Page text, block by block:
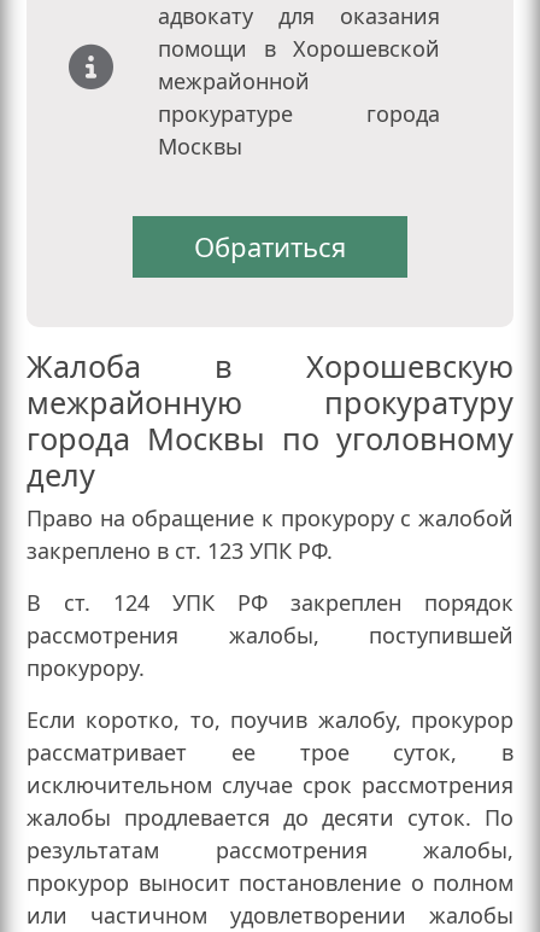
адвокату для оказания
помощи в Хорошевской
межрайонной
прокуратуре города
Москвы
Обратиться
Жалоба в Хорошевскую
межрайонную прокуратуру
города Москвы по уголовному
делу
Право на обращение к прокурору с жалобой
закреплено в ст. 123 УПК РФ.
В ст. 124 УПК РФ закреплен порядок
рассмотрения жалобы, поступившей
прокурору.
Если коротко, то, поучив жалобу, прокурор
рассматривает ее трое суток, в
исключительном случае срок рассмотрения
жалобы продлевается до десяти суток. По
результатам рассмотрения жалобы,
прокурор выносит постановление о полном
или частичном удовлетворении жалобы